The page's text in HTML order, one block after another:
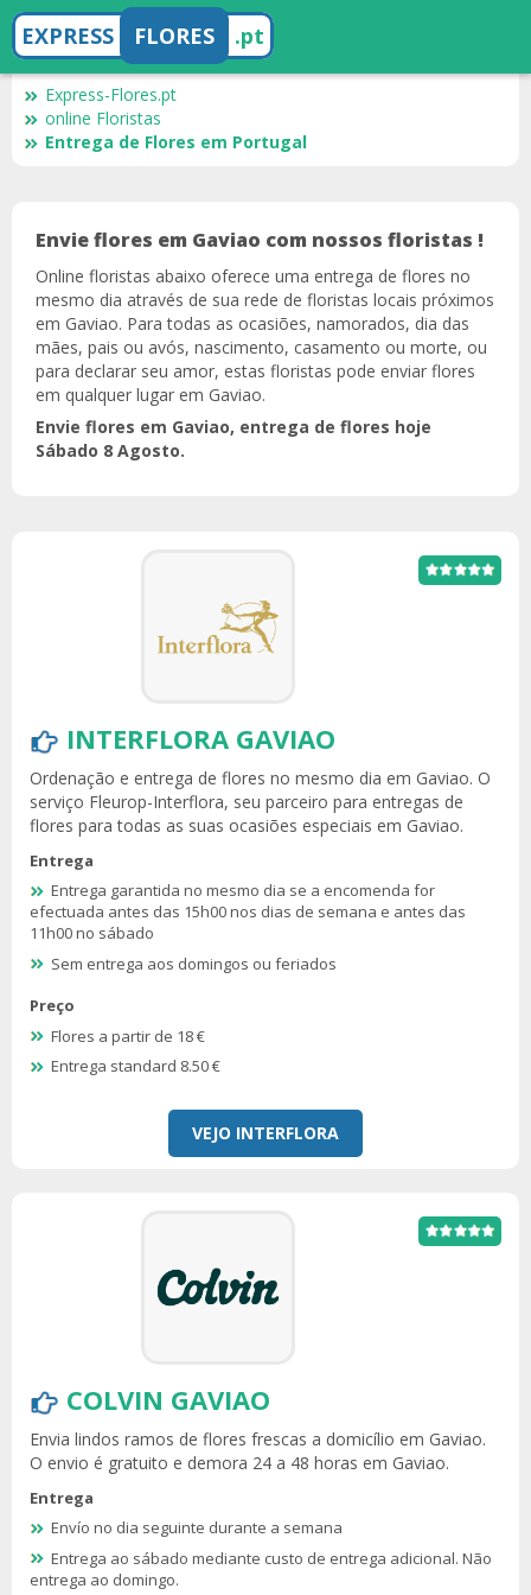
EXPRESS FLORES .pt
Express-Flores.pt
online Floristas
Entrega de Flores em Portugal
Envie flores em Gaviao com nossos floristas !
Online floristas abaixo oferece uma entrega de flores no
mesmo dia através de sua rede de floristas locais próximos
em Gaviao. Para todas as ocasiões, namorados, dia das
mães, pais ou avós, nascimento, casamento ou morte, ou
para declarar seu amor, estas floristas pode enviar flores
em qualquer lugar em Gaviao.
Envie flores em Gaviao, entrega de flores hoje
Sábado 8 Agosto.
INTERFLORA GAVIAO
Ordenação e entrega de flores no mesmo dia em Gaviao. O
serviço Fleurop-Interflora, seu parceiro para entregas de
flores para todas as suas ocasiões especiais em Gaviao.
Entrega
Entrega garantida no mesmo dia se a encomenda for
efectuada antes das 15h00 nos dias de semana e antes das
11h00 no sábado
Sem entrega aos domingos ou feriados
Preço
Flores a partir de 18 €
Entrega standard 8.50 €
VEJO INTERFLORA
COLVIN GAVIAO
Envia lindos ramos de flores frescas a domicílio em Gaviao.
O envio é gratuito e demora 24 a 48 horas em Gaviao.
Entrega
Envío no dia seguinte durante a semana
Entrega ao sábado mediante custo de entrega adicional. Não
entrega ao domingo.